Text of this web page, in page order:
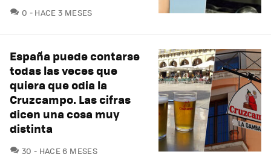
0 COMENTARIOS
HACE 3 MESES
España puede contarse
todas las veces que
quiera que odia la
Cruzcampo. Las cifras
dicen una cosa muy
distinta
30 COMENTARIOS
HACE 6 MESES